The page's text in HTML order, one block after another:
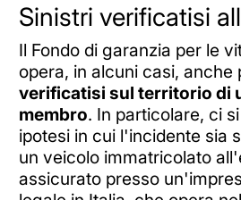
Sinistri verificatisi
Il Fondo di garanzia per le
opera, in alcuni casi, anche
verificatisi sul territorio di
membro. In particolare, ci
ipotesi in cui l'incidente sia
un veicolo immatricolato
assicurato presso